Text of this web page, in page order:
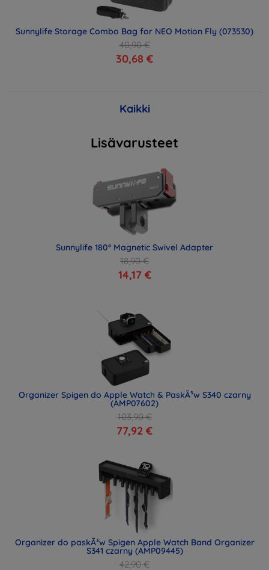
Sunnylife Storage Combo Bag for NEO Motion Fly (073530)
40,90 €
30,68 €
Kaikki
Lisävarusteet
Sunnylife 180° Magnetic Swivel Adapter
18,90 €
14,17 €
Organizer Spigen do Apple Watch & PaskÃ³w S340 czarny
(AMP07602)
103,90 €
77,92 €
Organizer do paskÃ³w Spigen Apple Watch Band Organizer
S341 czarny (AMP09445)
42,90 €